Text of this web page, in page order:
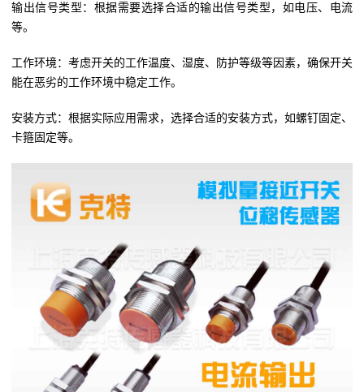
输出信号类型：根据需要选择合适的输出信号类型，如电压、电流
等。
工作环境：考虑开关的工作温度、湿度、防护等级等因素，确保开关
能在恶劣的工作环境中稳定工作。
安装方式：根据实际应用需求，选择合适的安装方式，如螺钉固定、
卡箍固定等。